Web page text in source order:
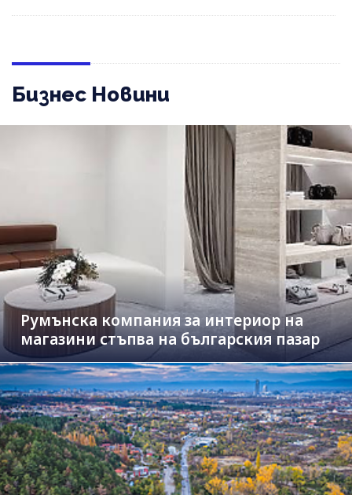
Бизнес Новини
Румънска компания за интериор на
магазини стъпва на българския пазар